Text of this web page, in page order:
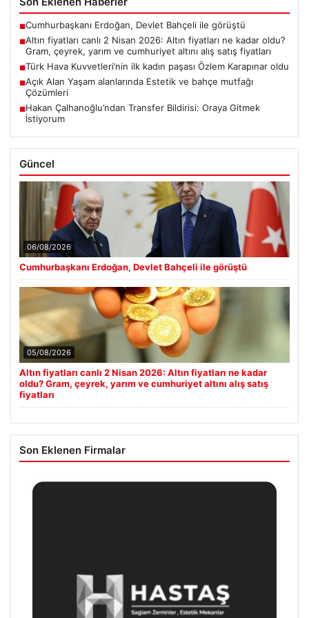
■Cumhurbaşkanı Erdoğan, Devlet Bahçeli ile görüştü
■Altın fiyatları canlı 2 Nisan 2026: Altın fiyatları ne kadar oldu?
Gram, çeyrek, yarım ve cumhuriyet altını alış satış fiyatları
■Türk Hava Kuvvetleri’nin ilk kadın paşası Özlem Karapınar oldu
■Açık Alan Yaşam alanlarında Estetik ve bahçe mutfağı
Çözümleri
■Hakan Çalhanoğlu’ndan Transfer Bildirisi: Oraya Gitmek
İstiyorum
Güncel
06/08/2026
Cumhurbaşkanı Erdoğan, Devlet Bahçeli ile görüştü
05/08/2026
Altın fiyatları canlı 2 Nisan 2026: Altın fiyatları ne kadar
oldu? Gram, çeyrek, yarım ve cumhuriyet altını alış satış
fiyatları
Son Eklenen Firmalar